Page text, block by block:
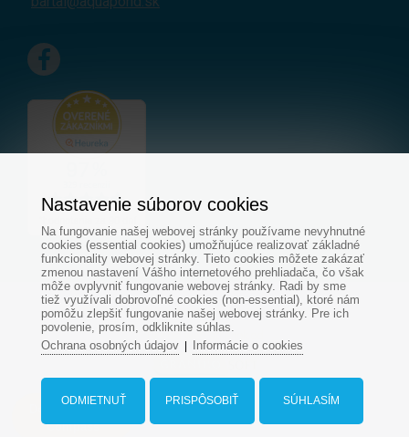
Compass
© Všetky práva vyhradené - www.aquapond.sk
Tvorba web stránok
Nastavenie súborov cookies
Na fungovanie našej webovej stránky používame nevyhnutné
cookies (essential cookies) umožňujúce realizovať základné
funkcionality webovej stránky. Tieto cookies môžete zakázať
zmenou nastavení Vášho internetového prehliadača, čo však
môže ovplyvniť fungovanie webovej stránky. Radi by sme
tiež využívali dobrovoľné cookies (non-essential), ktoré nám
pomôžu zlepšiť fungovanie našej webovej stránky. Pre ich
povolenie, prosím, odkliknite súhlas.
Ochrana osobných údajov| Informácie o cookies
SÚHLASÍM
PRISPÔSOBIŤ
ODMIETNUŤ